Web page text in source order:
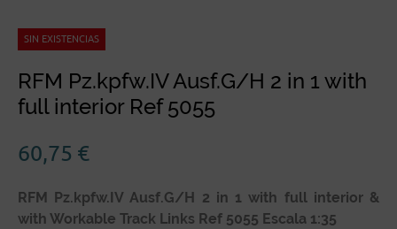
SIN EXISTENCIAS
RFM Pz.kpfw.IV Ausf.G/H 2 in 1 with
full interior Ref 5055
60,75 €
RFM Pz.kpfw.IV Ausf.G/H 2 in 1 with full interior &
with Workable Track Links Ref 5055 Escala 1:35